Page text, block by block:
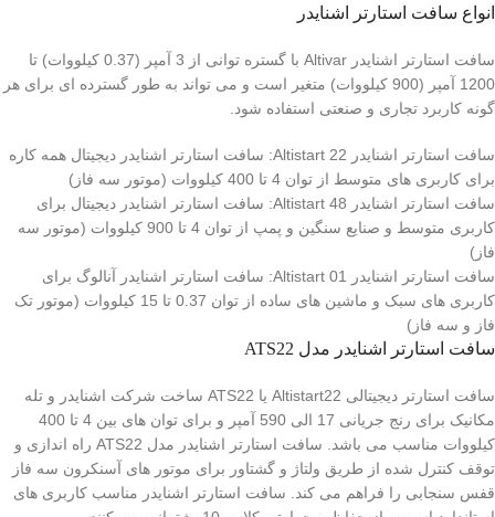
انواع سافت استارتر اشنایدر
سافت استارتر اشنایدر Altivar با گستره توانی از 3 آمپر (0.37 کیلووات) تا
1200 آمپر (900 کیلووات) متغیر است و می تواند به طور گسترده ای برای هر
گونه کاربرد تجاری و صنعتی استفاده شود.
سافت استارتر اشنایدر Altistart 22:
سافت استارتر اشنایدر دیجیتال همه کاره
برای کاربری های متوسط از توان 4 تا 400 کیلووات (موتور سه فاز)
سافت استارتر اشنایدر Altistart 48:
سافت استارتر اشنایدر دیجیتال برای
کاربری متوسط و صنایع سنگین و پمپ از توان 4 تا 900 کیلووات (موتور سه
فاز)
سافت استارتر اشنایدر Altistart 01:
سافت استارتر اشنایدر آنالوگ برای
کاربری های سبک و ماشین های ساده از توان 0.37 تا 15 کیلووات (موتور تک
فاز و سه فاز)
سافت استارتر اشنایدر مدل ATS22
سافت استارتر دیجیتالی Altistart22 یا ATS22 ساخت شرکت اشنایدر و تله
مکانیک برای رنج جریانی 17 الی 590 آمپر و برای توان های بین 4 تا 400
کیلووات مناسب می باشد. سافت استارتر اشنایدر مدل ATS22 راه اندازی و
توقف کنترل شده از طریق ولتاژ و گشتاور برای موتور های آسنکرون سه فاز
قفس سنجابی را فراهم می کند. سافت استارتر اشنایدر مناسب کاربری های